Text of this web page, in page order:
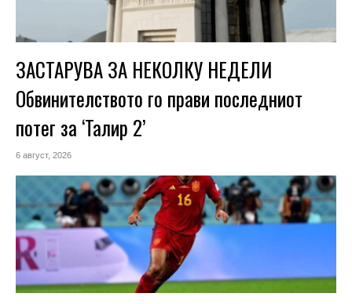
ЗАСТАРУВА ЗА НЕКОЛКУ НЕДЕЛИ
Обвинителството го прави последниот
потег за ‘Талир 2’
6 август, 2026